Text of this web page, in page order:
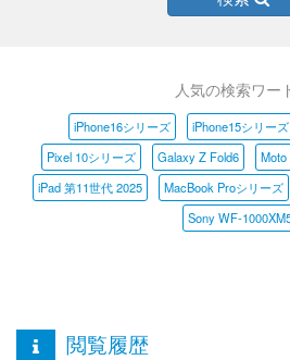
人気の検索ワー
iPhone16シリーズ iPhone15シリーズ
Pixel 10シリーズ
Galaxy Z Fold6 Moto
iPad 第11世代 2025
MacBook Proシリーズ
Sony WF-
閲覧履歴